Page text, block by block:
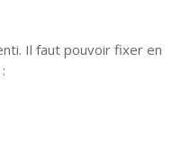
Il faut pouvoir fixer en